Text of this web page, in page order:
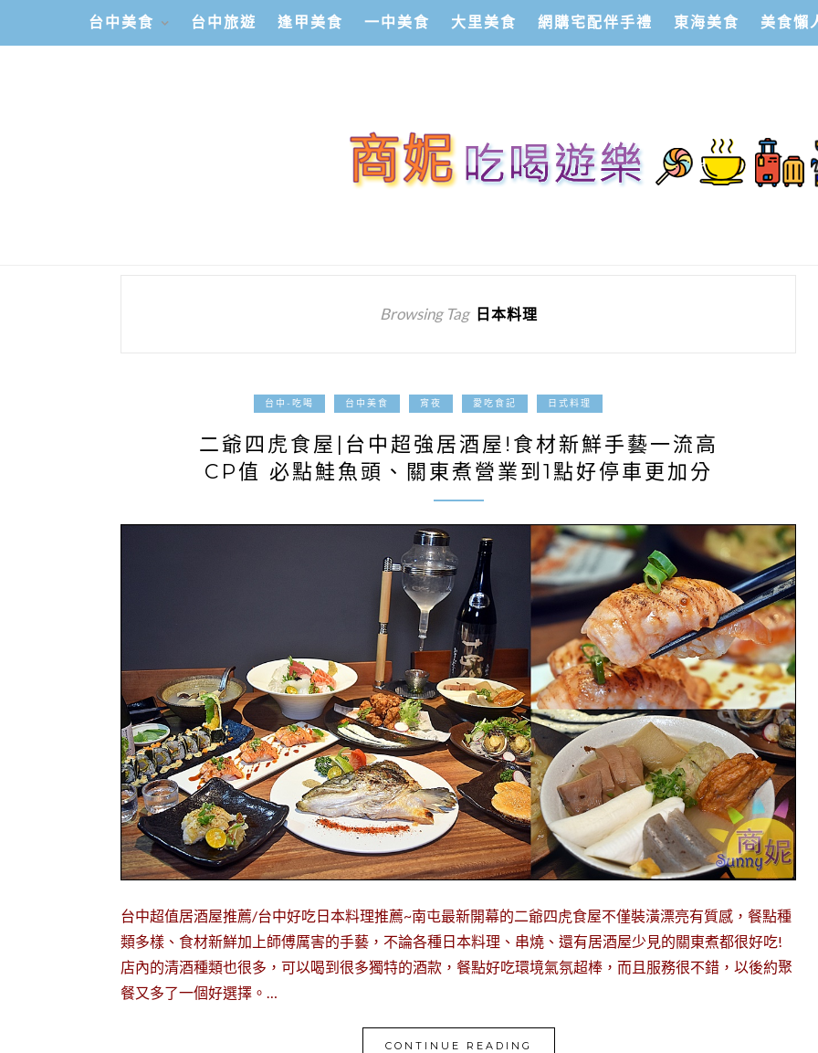
台中美食 台中旅遊 逢甲美食 一中美食 大里美食 網購宅配伴手禮 東海美食 美食懶
Browsing Tag 日本料理
台中-吃喝 台中美食 宵夜 愛吃食記 日式料理
二爺四虎食屋|台中超強居酒屋!食材新鮮手藝一流高
CP值 必點鮭魚頭、關東煮營業到1點好停車更加分
台中超值居酒屋推薦/台中好吃日本料理推薦~南屯最新開幕的二爺四虎食屋不僅裝潢漂亮有質感，餐點種
類多樣、食材新鮮加上師傅厲害的手藝，不論各種日本料理、串燒、還有居酒屋少見的關東煮都很好吃!
店內的清酒種類也很多，可以喝到很多獨特的酒款，餐點好吃環境氣氛超棒，而且服務很不錯，以後約聚
餐又多了一個好選擇。…
CONTINUE READING